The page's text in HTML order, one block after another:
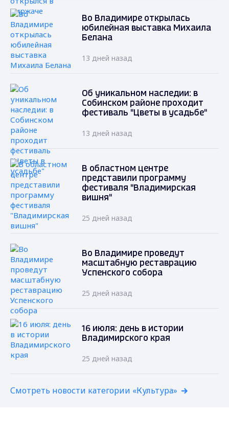
Во Владимире открылась
юбилейная выставка Михаила
Белана
13 дней назад
Об уникальном наследии: в
Собинском районе проходит
фестиваль "Цветы в усадьбе"
13 дней назад
В областном центре
представили программу
фестиваля "Владимирская
вишня"
25 дней назад
Во Владимире проведут
масштабную реставрацию
Успенского собора
25 дней назад
16 июля: день в истории
Владимирского края
25 дней назад
Смотреть новости категории «Культура»